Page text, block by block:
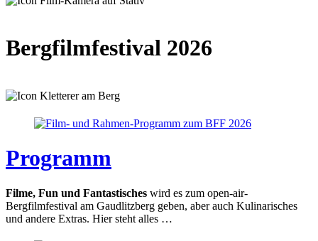
Bergfilmfestival 2026
Programm
Filme, Fun und Fantastisches wird es zum open-air-
Bergfilmfestival am Gaudlitzberg geben, aber auch Kulinarisches
und andere Extras. Hier steht alles …